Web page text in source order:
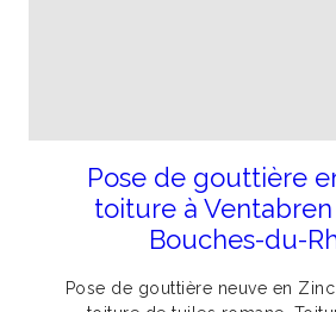
Pose de gouttière
toiture à
Bouches-du-
Pose de gouttière neuve en